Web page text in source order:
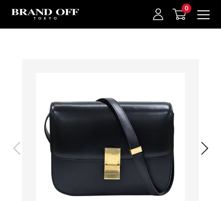
中古名牌業界No.1的BRAND OFF。BRAND OFF官網購物/h1>